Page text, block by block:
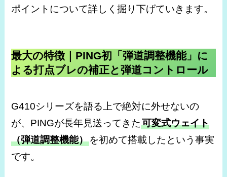
ポイントについて詳しく掘り下げていきます。
最大の特徴｜PING初「弾道調整機能」に
よる打点ブレの補正と弾道コントロール
G410シリーズを語る上で絶対に外せないの
が、PINGが長年見送ってきた可変式ウェイト
（弾道調整機能）を初めて搭載したという事実
です。